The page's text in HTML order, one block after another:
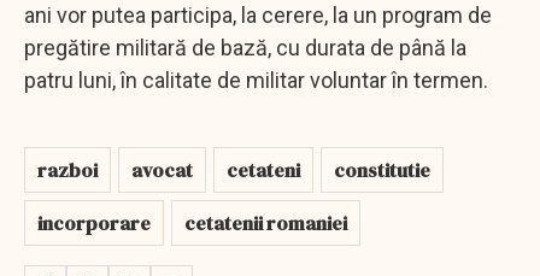
ani vor putea participa, la cerere, la un program de
pregătire militară de bază, cu durata de până la
patru luni, în calitate de militar voluntar în termen.
razboi avocat cetateni
constitutie
incorporare
cetatenii romaniei